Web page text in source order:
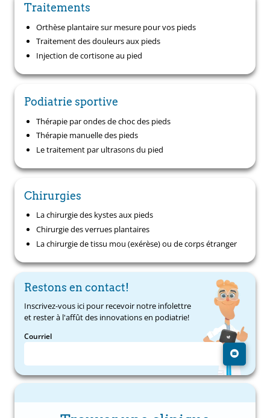
Traitements
Orthèse plantaire sur mesure pour vos pieds
Traitement des douleurs aux pieds
Injection de cortisone au pied
Podiatrie sportive
Thérapie par ondes de choc des pieds
Thérapie manuelle des pieds
Le traitement par ultrasons du pied
Chirurgies
La chirurgie des kystes aux pieds
Chirurgie des verrues plantaires
La chirurgie de tissu mou (exérèse) ou de corps étranger
Restons en contact!
Inscrivez-vous ici pour recevoir notre infolettre
et rester à l'affût des innovations en podiatrie!
Courriel